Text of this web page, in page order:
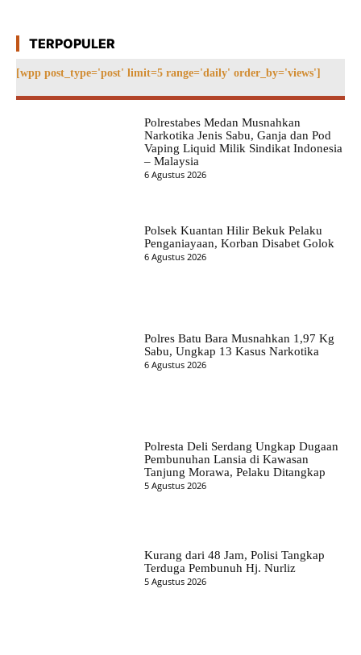
TERPOPULER
[wpp post_type='post' limit=5 range='daily' order_by='views']
Polrestabes Medan Musnahkan
Narkotika Jenis Sabu, Ganja dan Pod
Vaping Liquid Milik Sindikat Indonesia
– Malaysia
6 Agustus 2026
Polsek Kuantan Hilir Bekuk Pelaku
Penganiayaan, Korban Disabet Golok
6 Agustus 2026
Polres Batu Bara Musnahkan 1,97 Kg
Sabu, Ungkap 13 Kasus Narkotika
6 Agustus 2026
Polresta Deli Serdang Ungkap Dugaan
Pembunuhan Lansia di Kawasan
Tanjung Morawa, Pelaku Ditangkap
5 Agustus 2026
Kurang dari 48 Jam, Polisi Tangkap
Terduga Pembunuh Hj. Nurliz
5 Agustus 2026